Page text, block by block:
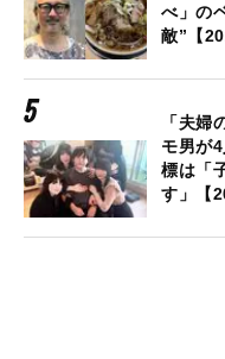
べ」の
敵”【
「夫婦
モ男が
標は「
す」【